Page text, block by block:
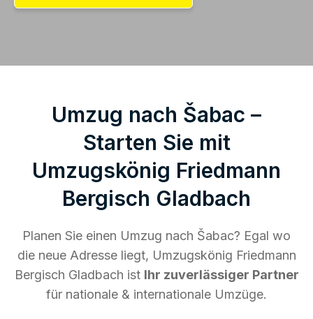
Umzug nach Šabac –
Starten Sie mit
Umzugskönig Friedmann
Bergisch Gladbach
Planen Sie einen Umzug nach Šabac? Egal wo
die neue Adresse liegt, Umzugskönig Friedmann
Bergisch Gladbach ist Ihr zuverlässiger Partner
für nationale & internationale Umzüge.